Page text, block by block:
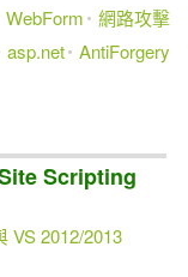
WebForm
網路攻擊
asp.net AntiForgery
Scripting
VS 2012/2013